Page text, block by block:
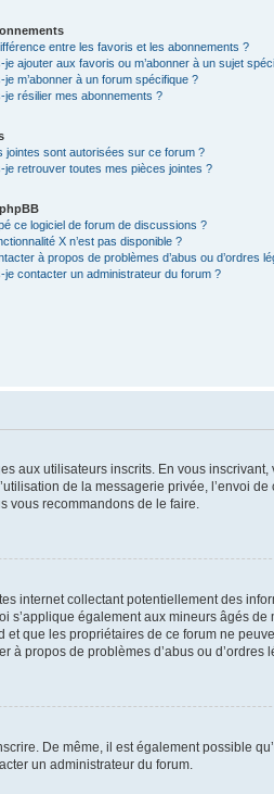
entre les favoris et les abonnements ?
je ajouter aux favoris ou m’abonner à un sujet
je m’abonner à un forum spécifique ?
je résilier mes abonnements ?
jointes sont autorisées sur ce forum ?
je retrouver toutes mes pièces jointes ?
ce logiciel de forum de discussions ?
X n’est pas disponible ?
à propos de problèmes d’abus ou d’ordres
je contacter un administrateur du forum ?
aux utilisateurs inscrits. En vous
de la messagerie privée, l’envoi
vous recommandons de le faire.
internet collectant potentiellement des
également aux mineurs âgés de
que les propriétaires de ce forum ne
propos de problèmes d’abus ou d’ordres
De même, il est également possible
un administrateur du forum.